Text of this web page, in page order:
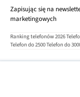
Zapisując się na
marketingowych
Ranking telefonów 2026
Telefon do 2500Telefon do